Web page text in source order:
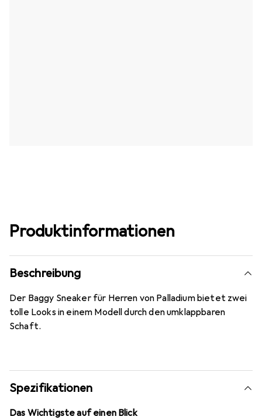
Produktinformationen
Beschreibung
Der Baggy Sneaker für Herren von Palladium bietet zwei
tolle Looks in einem Modell durch den umklappbaren
Schaft.
Spezifikationen
Das Wichtigste auf einen Blick